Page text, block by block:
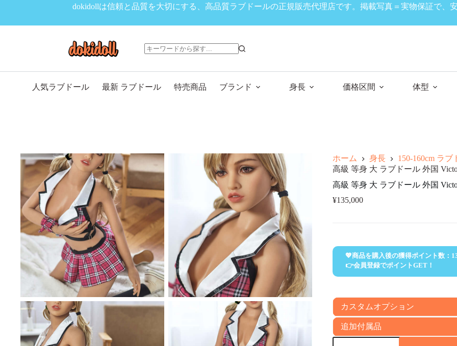
テ
dokidollは信頼と品質を大切にする、高品質ラブドールの正規販売代理店です。掲載写真＝実物保証で、
人気ラブドール 最新 ラブドール 特売商品 ブランド 身長 価格区間 体型
ホーム 身長
150-160cm ラブ
高級 等身 大 ラブドール 外国
高級 等身 大 ラブドール 外国
¥135,000
💖商品を購入後の獲得ポイント数：
👉会員登録でポイントGET！
カスタムオプション
追加付属品
高